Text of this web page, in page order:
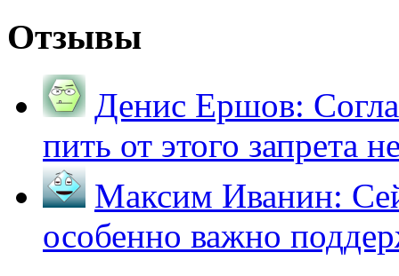
Отзывы
Денис Ершов:
пить от этого запрета
Максим Иванин:
особенно важно